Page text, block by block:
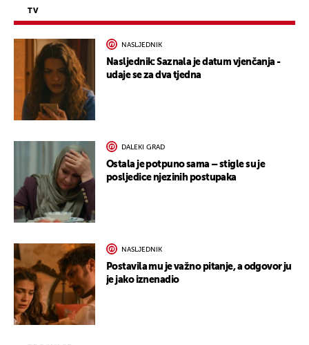
TV
NASLJEDNIK
Nasljednik: Saznala je datum vjenčanja -
udaje se za dva tjedna
DALEKI GRAD
Ostala je potpuno sama – stigle su je
posljedice njezinih postupaka
NASLJEDNIK
Postavila mu je važno pitanje, a odgovor ju
je jako iznenadio